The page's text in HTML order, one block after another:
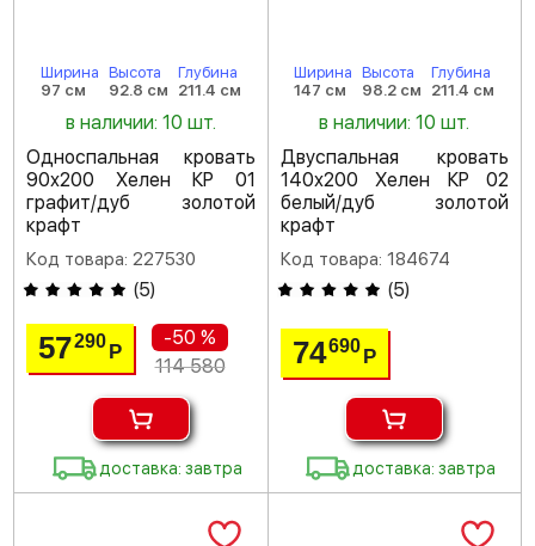
Ширина
97 см
Высота
92.8 см
Глубина
211.4 см
в наличии: 10 шт.
Односпальная кровать
90х200 Хелен КР 01
графит/дуб золотой
крафт
Код товара: 227530
(5)
57290Р
-50 %
114 580
доставка: завтра
Ширина
147 см
Высота
98.2 см
Глубина
211.4 см
в наличии: 10 шт.
Двуспальная кровать
140х200 Хелен КР 02
белый/дуб золотой
крафт
Код товара: 184674
(5)
74690 Р
доставка: завтра